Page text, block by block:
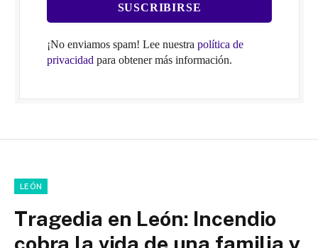
¡No enviamos spam! Lee nuestra política de
privacidad para obtener más información.
LEÓN
Tragedia en León: Incendio